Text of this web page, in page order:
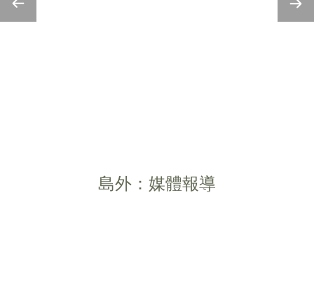
島外：媒體報導